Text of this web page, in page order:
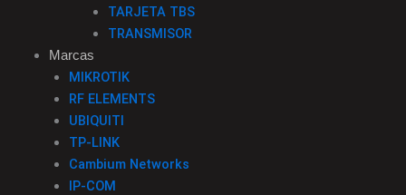
TARJETA TBS
TRANSMISOR
Marcas
MIKROTIK
RF ELEMENTS
UBIQUITI
TP-LINK
Cambium Networks
IP-COM